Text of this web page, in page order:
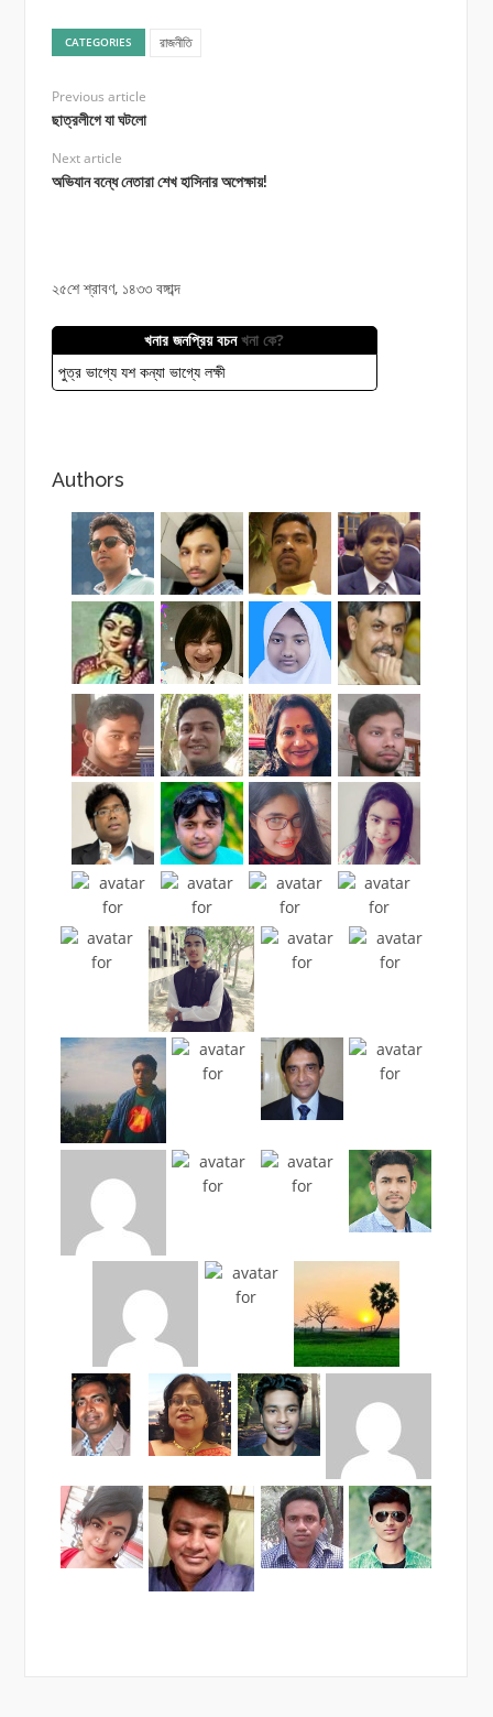
CATEGORIES রাজনীতি
Previous article
ছাত্রলীগে যা ঘটলো
Next article
অভিযান বন্ধে নেতারা শেখ হাসিনার অপেক্ষায়!
২৫শে শ্রাবণ, ১৪৩৩ বঙ্গাব্দ
খনার জনপ্রিয় বচনখনা কে?
পুত্র ভাগ্যে যশ কন্যা ভাগ্যে লক্ষী
Authors